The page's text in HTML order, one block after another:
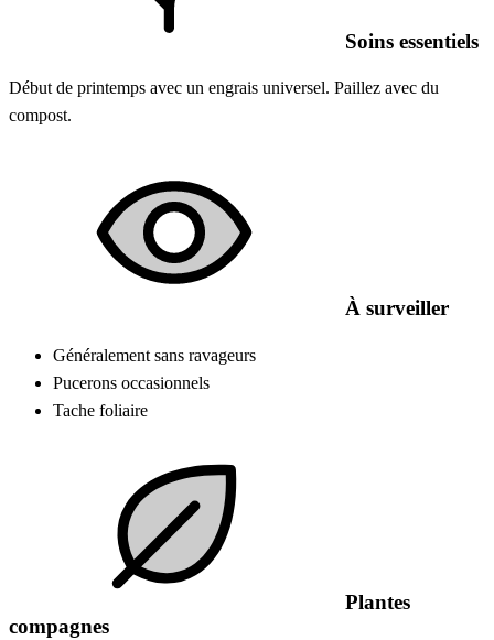
Soins essentiels
Début de printemps avec un engrais universel. Paillez avec du
compost.
À surveiller
Généralement sans ravageurs
Pucerons occasionnels
Tache foliaire
Plantes
compagnes